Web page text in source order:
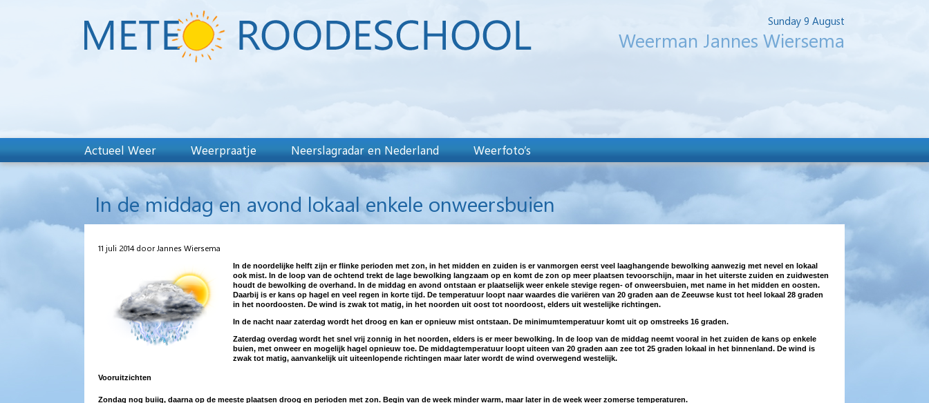
Sunday 9 August
Weerman Jannes Wiersema
Actueel Weer Weerpraatje Neerslagradar en Nederland Weerfoto’s
In de middag en avond lokaal enkele onweersbuien
11 juli 2014 door Jannes Wiersema
In de noordelijke helft zijn er flinke perioden met zon, in het midden en zuiden is er vanmorgen eerst veel laaghangende bewolking aanwezig met nevel en lokaal
ook mist. In de loop van de ochtend trekt de lage bewolking langzaam op en komt de zon op meer plaatsen tevoorschijn, maar in het uiterste zuiden en zuidwesten
houdt de bewolking de overhand. In de middag en avond ontstaan er plaatselijk weer enkele stevige regen- of onweersbuien, met name in het midden en oosten.
Daarbij is er kans op hagel en veel regen in korte tijd. De temperatuur loopt naar waardes die variëren van 20 graden aan de Zeeuwse kust tot heel lokaal 28 graden
in het noordoosten. De wind is zwak tot matig, in het noorden uit oost tot noordoost, elders uit westelijke richtingen.
In de nacht naar zaterdag wordt het droog en kan er opnieuw mist ontstaan. De minimumtemperatuur komt uit op omstreeks 16 graden.
Zaterdag overdag wordt het snel vrij zonnig in het noorden, elders is er meer bewolking. In de loop van de middag neemt vooral in het zuiden de kans op enkele
buien, met onweer en mogelijk hagel opnieuw toe. De middagtemperatuur loopt uiteen van 20 graden aan zee tot 25 graden lokaal in het binnenland. De wind is
zwak tot matig, aanvankelijk uit uiteenlopende richtingen maar later wordt de wind overwegend westelijk.
Vooruitzichten
Zondag nog buiig, daarna op de meeste plaatsen droog en perioden met zon. Begin van de week minder warm, maar later in de week weer zomerse temperaturen.